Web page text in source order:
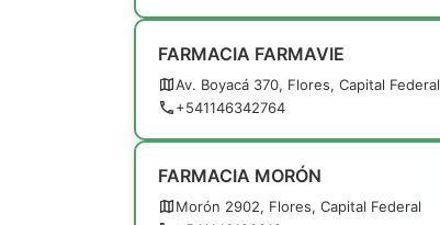
FARMACIA FARMAVIE
Av. Boyacá 370, Flores, Capital Federal
+541146342764
FARMACIA MORÓN
Morón 2902, Flores, Capital Federal